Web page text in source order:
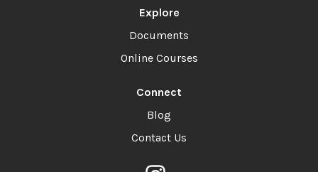
Explore
Documents
Online Courses
Connect
Blog
Contact Us